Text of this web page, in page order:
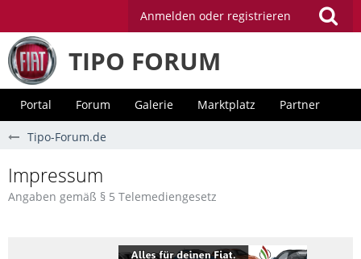
Anmelden oder registrieren
TIPO FORUM
Portal Forum Galerie Marktplatz Partner
Tipo-Forum.de
Impressum
Angaben gemäß § 5 Telemediengesetz